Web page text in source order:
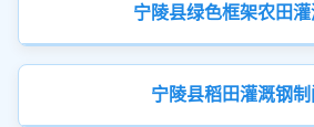
宁陵县绿色框架农田灌
宁陵县稻田灌溉钢制